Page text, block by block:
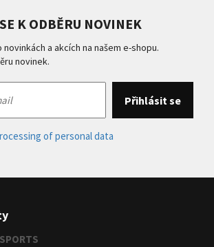
K ODBĚRU NOVINEK
a akcích na našem e-shopu.
novinek.
of personal data